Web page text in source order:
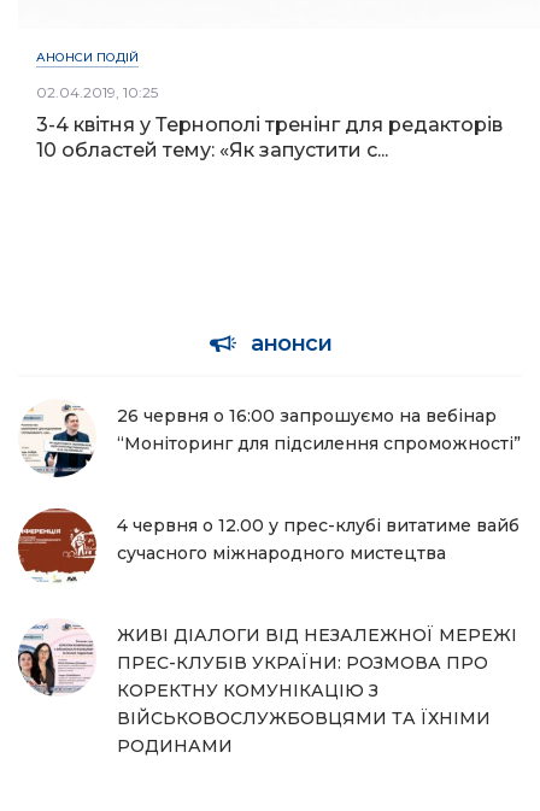
АНОНСИ ПОДІЙ
02.04.2019, 10:25
3-4 квітня у Тернополі тренінг для редакторів
10 областей тему: «Як запустити с...
анонси
26 червня о 16:00 запрошуємо на вебінар
“Моніторинг для підсилення спроможності”
4 червня о 12.00 у прес-клубі витатиме вайб
сучасного міжнародного мистецтва
ЖИВІ ДІАЛОГИ ВІД НЕЗАЛЕЖНОЇ МЕРЕЖІ
ПРЕС-КЛУБІВ УКРАЇНИ: РОЗМОВА ПРО
КОРЕКТНУ КОМУНІКАЦІЮ З
ВІЙСЬКОВОСЛУЖБОВЦЯМИ ТА ЇХНІМИ
РОДИНАМИ